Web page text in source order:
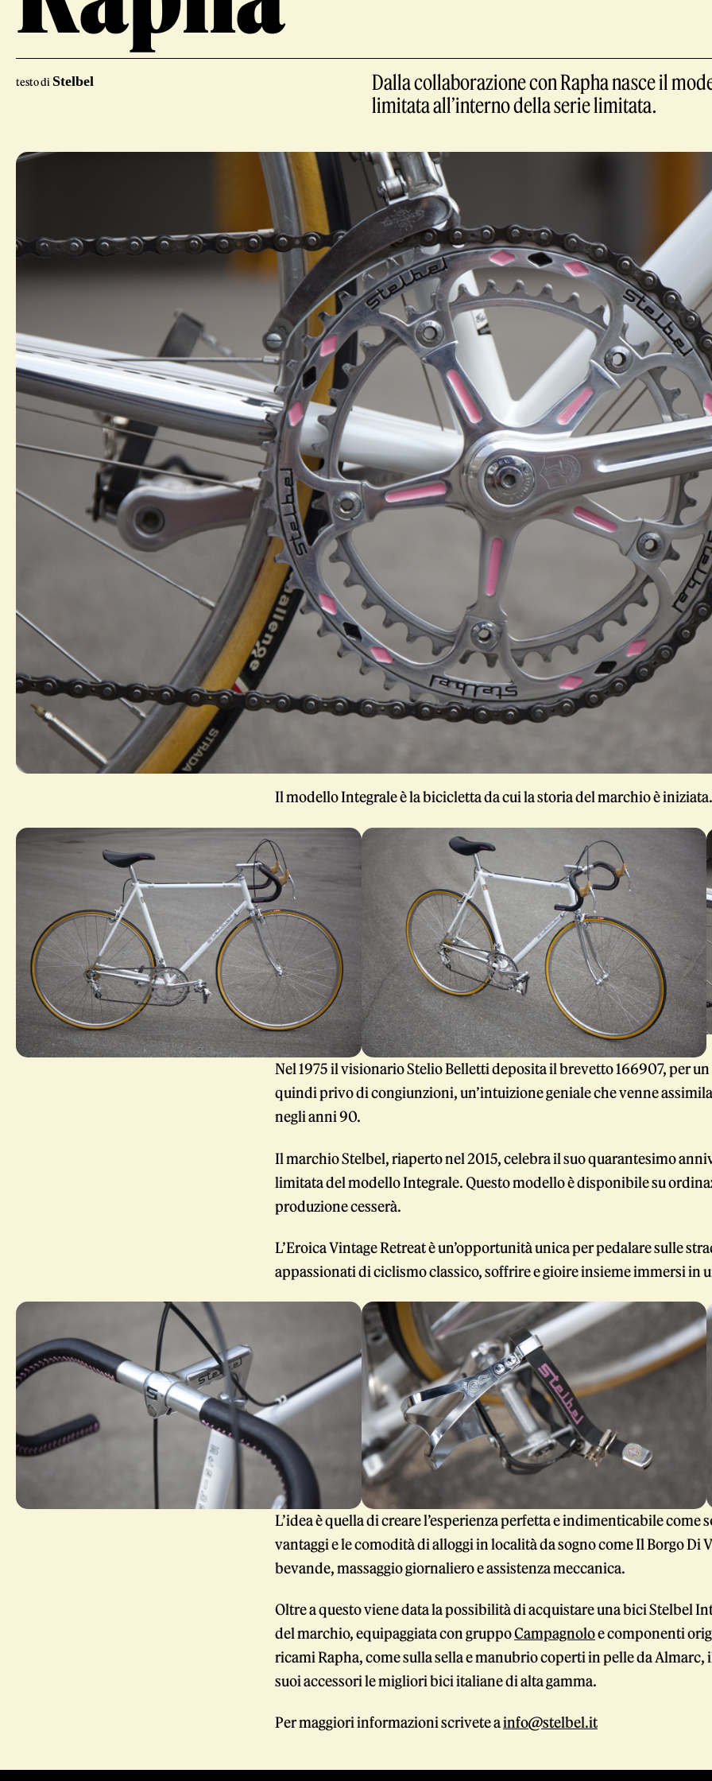
Dalla collaborazione con Rapha nasce il
limitata all’interno della serie limitata.
testo di Stelbel
Il modello Integrale è la bicicletta da cui la storia del marchio è iniziata.
Nel 1975 il visionario Stelio Belletti deposita il brevetto 166907, per
quindi privo di congiunzioni, un’intuizione geniale che venne
negli anni 90.
Il marchio Stelbel, riaperto nel 2015, celebra il suo quarantesimo
limitata del modello Integrale. Questo modello è disponibile su
produzione cesserà.
L’Eroica Vintage Retreat è un’opportunità unica per pedalare sulle
appassionati di ciclismo classico, soffrire e gioire insieme immersi in
L’idea è quella di creare l’esperienza perfetta e indimenticabile come
vantaggi e le comodità di alloggi in località da sogno come Il Borgo Di
bevande, massaggio giornaliero e assistenza meccanica.
Oltre a questo viene data la possibilità di acquistare una bici Stelbel
del marchio, equipaggiata con gruppoCampagnoloe componenti
ricami Rapha, come sulla sella e manubrio coperti in pelle da
suoi accessori le migliori bici italiane di alta gamma.
Per maggiori informazioni scrivete ainfo@stelbel.it